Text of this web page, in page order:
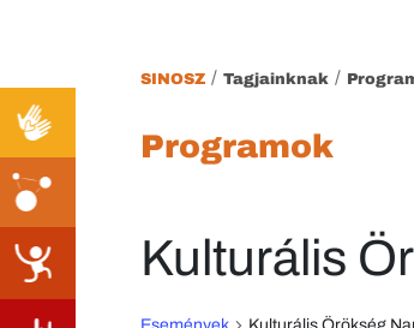
SINOSZ / Tagjainknak /
Programok
Kulturális